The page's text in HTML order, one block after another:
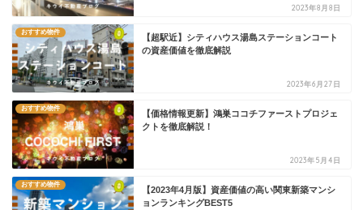
2023年8月8日
おすすめ物件
【超駅近】シティハウス湯島ステーションコート
の資産価値を徹底解説
2023年6月27日
おすすめ物件
【価格情報更新】鴻巣ココチファーストプロジェ
クトを徹底解説！
2023年5月4日
おすすめ物件
【2023年4月版】資産価値の高い関東新築マンシ
ョンランキングBEST5